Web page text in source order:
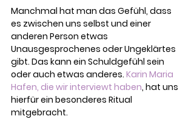
Manchmal hat man das Gefühl, dass
es zwischen uns selbst und einer
anderen Person etwas
Unausgesprochenes oder Ungeklärtes
gibt. Das kann ein Schuldgefühl sein
oder auch etwas anderes. Karin Maria
Hafen, die wir interviewt haben, hat uns
hierfür ein besonderes Ritual
mitgebracht.